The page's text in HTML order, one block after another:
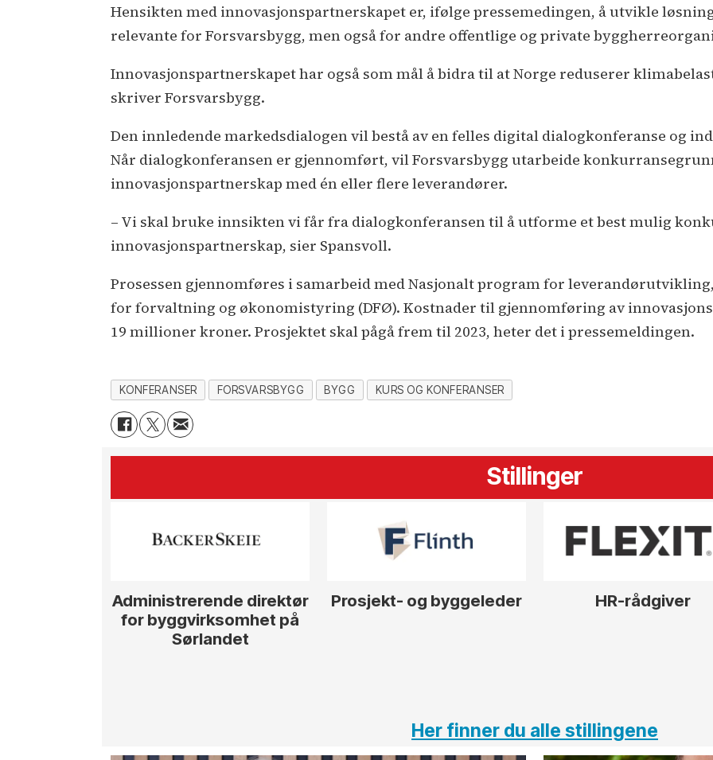
Hensikten med innovasjonspartnerskapet er, ifølge pressemedingen, å utvikle
relevante for Forsvarsbygg, men også for andre offentlige og private
Innovasjonspartnerskapet har også som mål å bidra til at Norge reduserer
skriver Forsvarsbygg.
Den innledende markedsdialogen vil bestå av en felles digital dialogkonferanse og
Når dialogkonferansen er gjennomført, vil Forsvarsbygg utarbeide
innovasjonspartnerskap med én eller flere leverandører.
– Vi skal bruke innsikten vi får fra dialogkonferansen til å utforme et best mulig
innovasjonspartnerskap, sier Spansvoll.
Prosessen gjennomføres i samarbeid med Nasjonalt program for
for forvaltning og økonomistyring (DFØ). Kostnader til gjennomføring av
19 millioner kroner. Prosjektet skal pågå frem til 2023, heter det i pressemeldingen.
KONFERANSER FORSVARSBYGG BYGG KURS OG KONFERANSER
Stillinger
Administrerende direktør
for byggvirksomhet på
Sørlandet
Prosjekt- og byggeleder HR-rådgiver
Her finner du alle stillingene